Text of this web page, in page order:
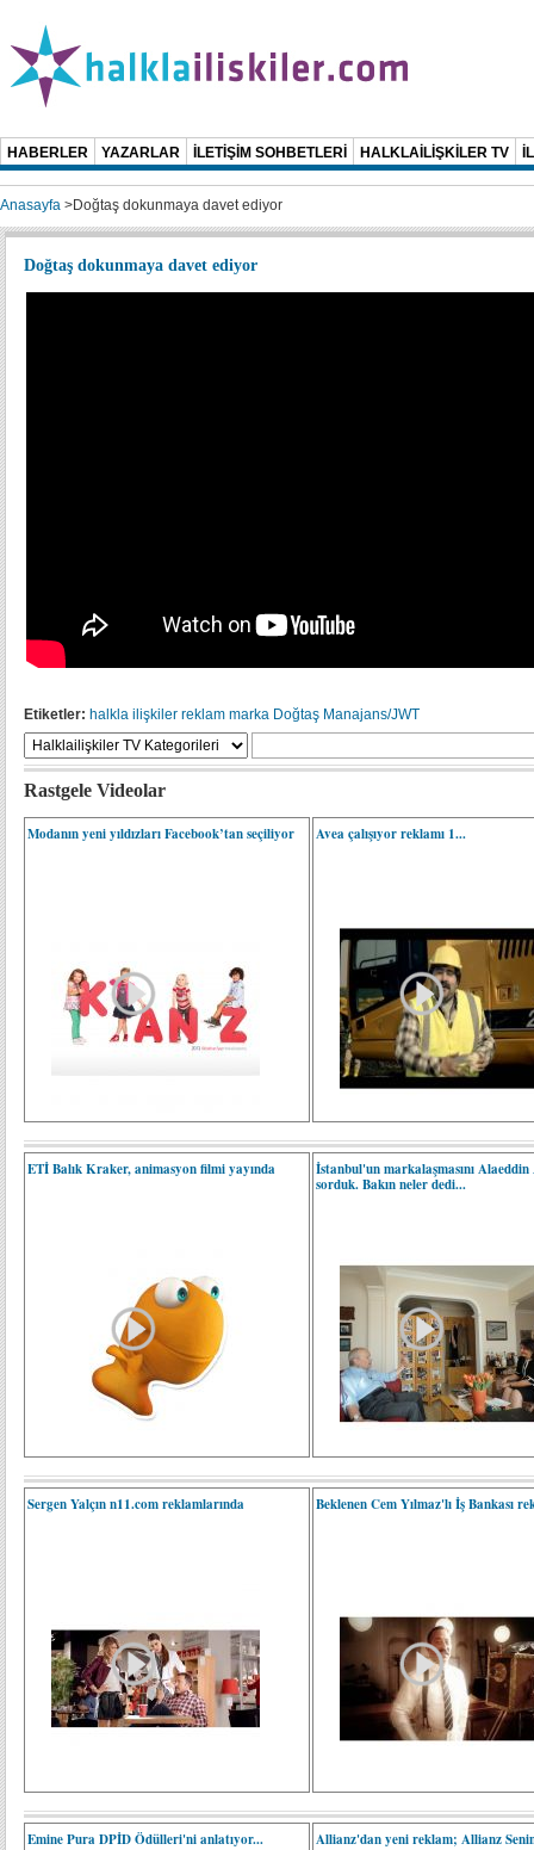
HABERLER YAZARLAR İLETİŞİM SOHBETLERİ HALKLAİLİŞKİLER TV
Anasayfa >Doğtaş dokunmaya davet ediyor
Doğtaş dokunmaya davet ediyor
Etiketler: halkla ilişkiler reklam marka Doğtaş Manajans/JWT
Rastgele Videolar
Modanın yeni yıldızları Facebook’tan seçiliyor Avea çalışıyor reklamı 1...
ETİ Balık Kraker, animasyon filmi yayında
İstanbul'un markalaşmasını
sorduk. Bakın neler dedi...
Sergen Yalçın n11.com reklamlarında Beklenen Cem Yılmaz'lı İş Bankası
Emine Pura DPİD Ödülleri'ni anlatıyor... Allianz'dan yeni reklam; Allianz